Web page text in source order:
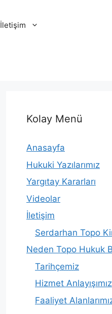
İletişim
Kolay Menü
Anasayfa
Hukuki Yazılarımız
Yargıtay Kararları
Videolar
İletişim
Serdarhan Topo
Neden Topo Hukuk
Tarihçemiz
Hizmet Anlayışımız
Faaliyet